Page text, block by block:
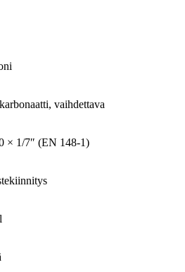
vaihdettava
× 1/7″ (EN 148-1)